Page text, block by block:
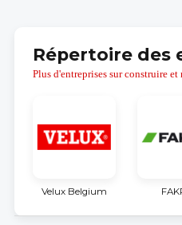
Répertoire des
Plus d'entreprises sur construire et
Velux Belgium